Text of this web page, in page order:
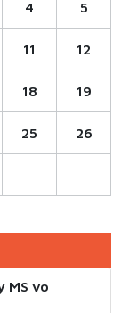
4 5
11 12
18 19
25 26
MS vo